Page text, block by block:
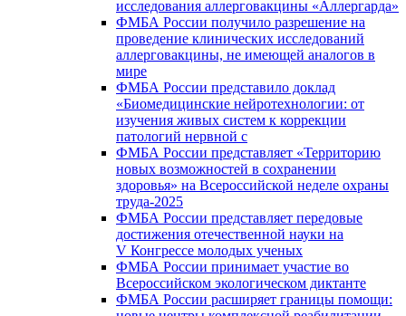
исследования аллерговакцины «Аллергарда»
ФМБА России получило разрешение на
проведение клинических исследований
аллерговакцины, не имеющей аналогов в
мире
ФМБА России представило доклад
«Биомедицинские нейротехнологии: от
изучения живых систем к коррекции
патологий нервной с
ФМБА России представляет «Территорию
новых возможностей в сохранении
здоровья» на Всероссийской неделе охраны
труда-2025
ФМБА России представляет передовые
достижения отечественной науки на
V Конгрессе молодых ученых
ФМБА России принимает участие во
Всероссийском экологическом диктанте
ФМБА России расширяет границы помощи: